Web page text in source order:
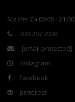
Ma t/m Za 09:00 - 21:00
030 207 2030
[email protected]
instagram
facebook
pinterest